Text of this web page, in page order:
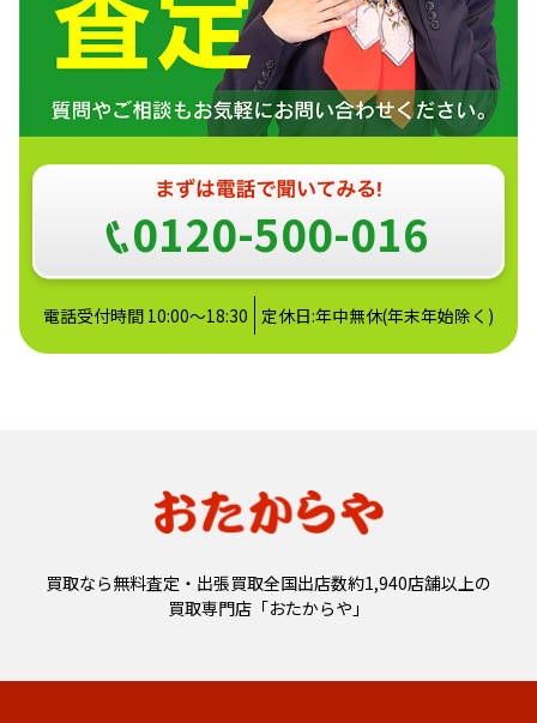
0120-500-016
電話受付時間 10:00～18:30 定休日:年中無休(年末年始除く)
買取なら無料査定・出張買取全国出店数約1,940店舗以上の
買取専門店「おたからや」